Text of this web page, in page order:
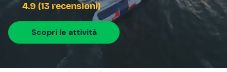
4.9 (13 recensioni)
Scopri le attività